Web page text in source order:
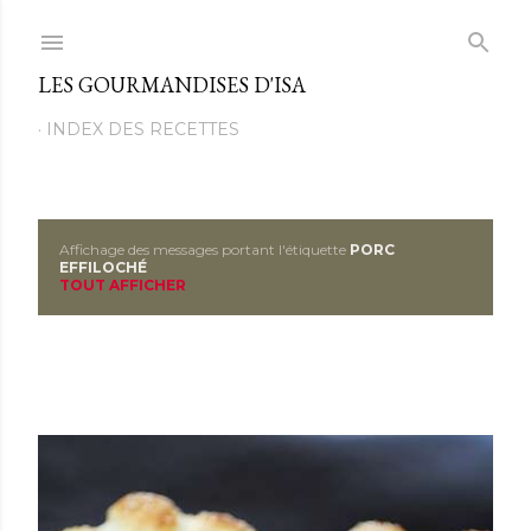
LES GOURMANDISES D'ISA
INDEX DES RECETTES
M
e
Affichage des messages portant l'étiquette PORC
EFFILOCHÉ
TOUT AFFICHER